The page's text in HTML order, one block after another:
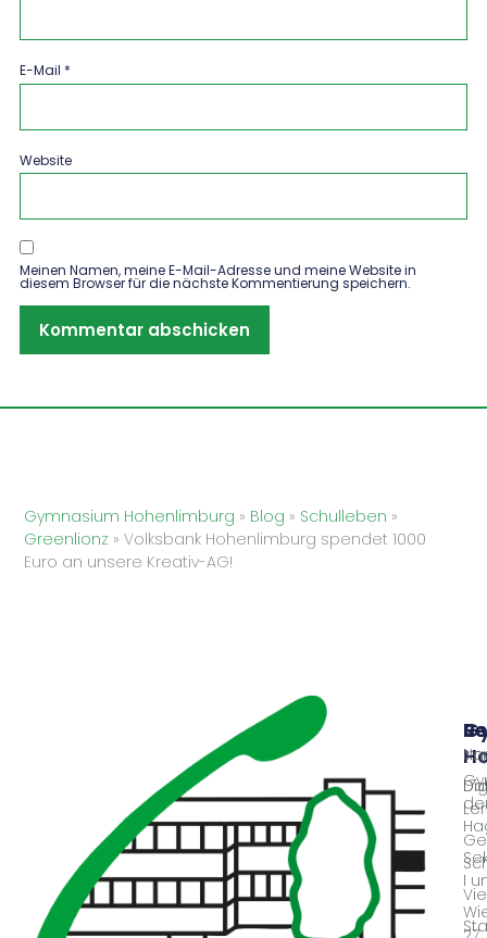
E-Mail *
Website
Meinen Namen, meine E-Mail-Adresse und meine Website in
diesem Browser für die nächste Kommentierung speichern.
Gymnasium Hohenlimburg » Blog » Schulleben »
Greenlionz »Volksbank Hohenlimburg spendet 1000
Euro an unsere Kreativ-AG!
I